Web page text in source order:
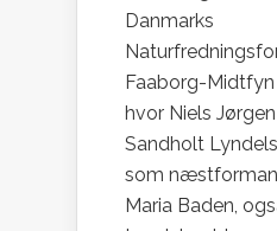
Danmarks
Faaborg-
hvor Niels
Sandholt
som
Maria Baden,